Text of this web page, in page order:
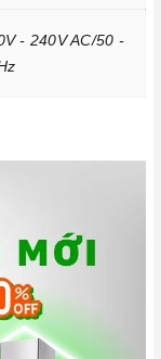
đến khách hàng
cam kết về
Chúng tôi tự
sóc khách
chuyên nghiệp
tâm bảo trì, sửa
- 240V AC/50 -